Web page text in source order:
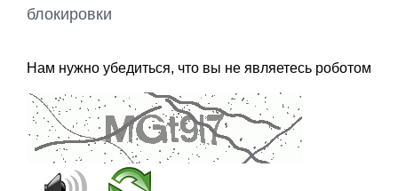
блокировки
Нам нужно убедиться, что вы не являетесь роботом